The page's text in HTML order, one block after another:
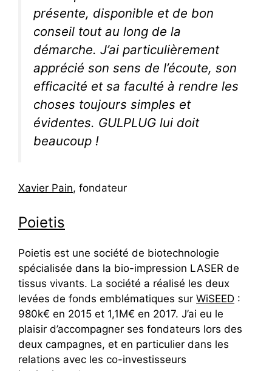
présente, disponible et de bon
conseil tout au long de la
démarche. J’ai particulièrement
apprécié son sens de l’écoute, son
efficacité et sa faculté à rendre les
choses toujours simples et
évidentes. GULPLUG lui doit
beaucoup !
Xavier Pain, fondateur
Poietis
Poietis est une société de biotechnologie
spécialisée dans la bio-impression LASER de
tissus vivants. La société a réalisé les deux
levées de fonds emblématiques sur WiSEED :
980k€ en 2015 et 1,1M€ en 2017. J’ai eu le
plaisir d’accompagner ses fondateurs lors des
deux campagnes, et en particulier dans les
relations avec les co-investisseurs